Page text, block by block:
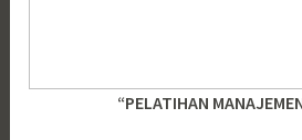
“PELATIHAN